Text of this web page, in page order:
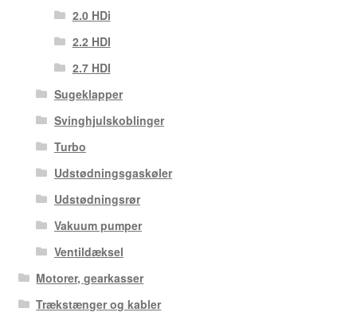
2.0 HDi
2.2 HDI
2.7 HDI
Sugeklapper
Svinghjulskoblinger
Turbo
Udstødningsgaskøler
Udstødningsrør
Vakuum pumper
Ventildæksel
Motorer, gearkasser
Trækstænger og kabler